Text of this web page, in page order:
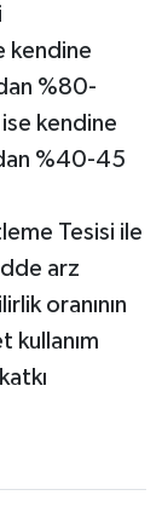
kendine
%80-
kendine
%40-45
Tesisi ile
arz
oranının
kullanım